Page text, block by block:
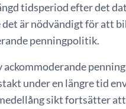
tidsperiod efter det
är nödvändigt för att
penningpolitik.
ackommoderande
under en längre tid
sikt fortsätter